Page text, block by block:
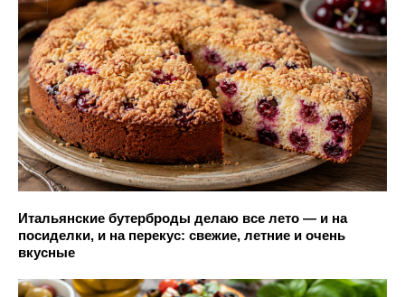
Итальянские бутерброды делаю все лето — и на
посиделки, и на перекус: свежие, летние и очень
вкусные